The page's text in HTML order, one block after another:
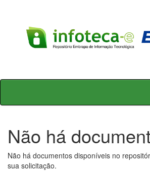
Skip
Não há
Não há documentos disponíveis no
sua solicitação.